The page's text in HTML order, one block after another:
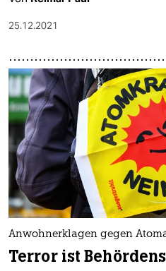
25.12.2021
Anwohnerklagen gegen
Terror ist